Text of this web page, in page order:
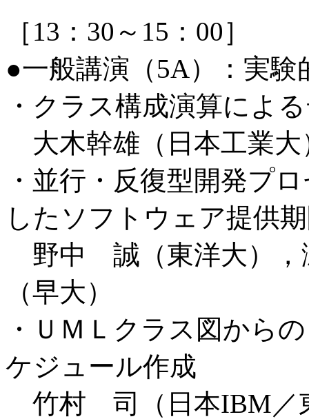
［13：30～15：00］
●一般講演（5A）：実
・クラス構成演算によ
大木幹雄（日本工業大
・並行・反復型開発プ
したソフトウェア提供
野中 誠（東洋大）
（早大）
・ＵＭＬクラス図から
ケジュール作成
竹村 司（日本IBM／